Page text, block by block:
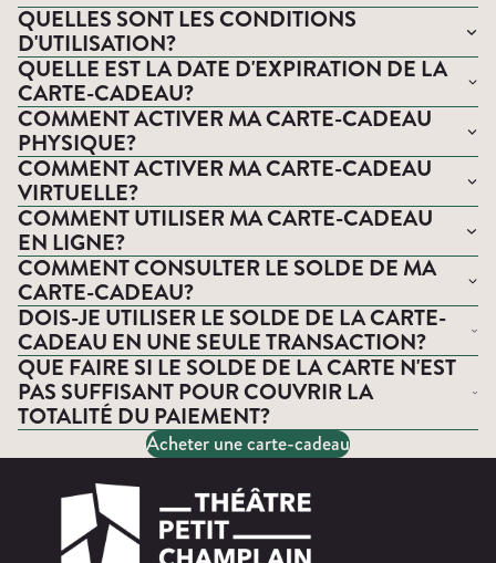
QUELLES SONT LES CONDITIONS
D'UTILISATION?
QUELLE EST LA DATE D'EXPIRATION DE LA
CARTE-CADEAU?
COMMENT ACTIVER MA CARTE-CADEAU
PHYSIQUE?
COMMENT ACTIVER MA CARTE-CADEAU
VIRTUELLE?
COMMENT UTILISER MA CARTE-CADEAU
EN LIGNE?
COMMENT CONSULTER LE SOLDE DE MA
CARTE-CADEAU?
DOIS-JE UTILISER LE SOLDE DE LA CARTE-
CADEAU EN UNE SEULE TRANSACTION?
QUE FAIRE SI LE SOLDE DE LA CARTE N'EST
PAS SUFFISANT POUR COUVRIR LA
TOTALITÉ DU PAIEMENT?
Acheter une carte-cadeau